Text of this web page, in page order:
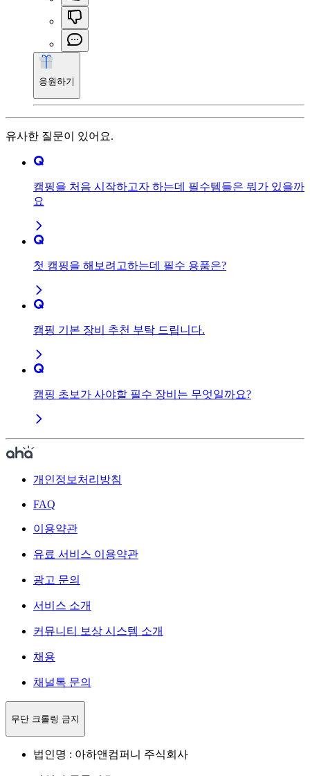
응원하기
유사한 질문이 있어요.
캠핑을 처음 시작하고자 하는데 필수템들은 뭐가 있을까
요
첫 캠핑을 해보려고하는데 필수 용품은?
캠핑 기본 장비 추천 부탁 드립니다.
캠핑 초보가 사야할 필수 장비는 무엇일까요?
개인정보처리방침
FAQ
이용약관
유료 서비스 이용약관
광고 문의
서비스 소개
커뮤니티 보상 시스템 소개
채용
채널톡 문의
무단 크롤링 금지
법인명 : 아하앤컴퍼니 주식회사